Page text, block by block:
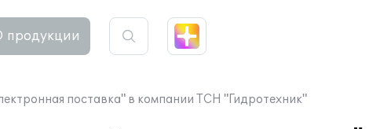
продукции
поставка" в компании ТСН "Гидротехник"